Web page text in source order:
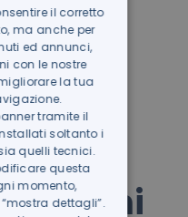
PIÙ
ultimi
GERMAN
il corretto
ma anche per
ed annunci,
con le nostre
la tua
tramite il
soltanto i
quelli tecnici.
questa
momento,
dettagli”.